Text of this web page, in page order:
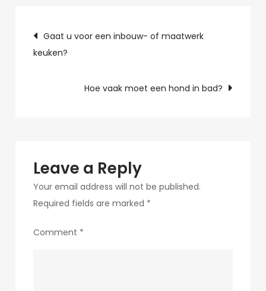
Post
navigation
Gaat u voor een inbouw- of maatwerk
keuken?
Hoe vaak moet een hond in bad?
Leave a Reply
Your email address will not be published.
Required fields are marked *
Comment *